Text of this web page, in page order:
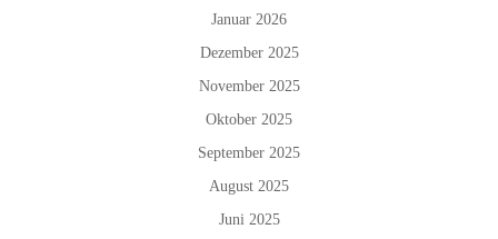
Januar 2026
Dezember 2025
November 2025
Oktober 2025
September 2025
August 2025
Juni 2025